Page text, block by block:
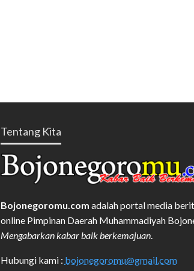
Tentang Kita
Bojonegoromu.com adalah portal media
online Pimpinan Daerah Muhammadiyah
Mengabarkan kabar baik berkemajuan.
Hubungi kami : bojonegoromu@gmail.com